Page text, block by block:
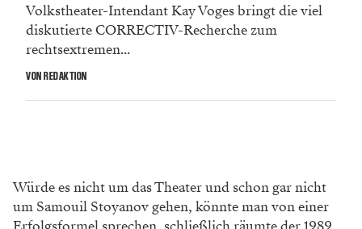
Volkstheater-Intendant Kay Voges bringt die viel
diskutierte CORRECTIV-Recherche zum
rechtsextremen...
VON REDAKTION
Würde es nicht um das Theater und schon gar nicht
um Samouil Stoyanov gehen, könnte man von einer